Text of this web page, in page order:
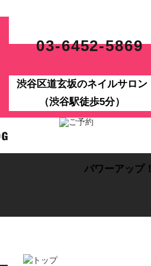
03-6452-5869
渋谷区道玄坂のネイルサロン
（渋谷駅徒歩5分）
パワーアップ！